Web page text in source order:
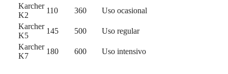
Karcher
K2
110 360
Uso ocasional
Karcher
K5
145 500
Uso regular
Karcher
K7
180 600 Uso intensivo